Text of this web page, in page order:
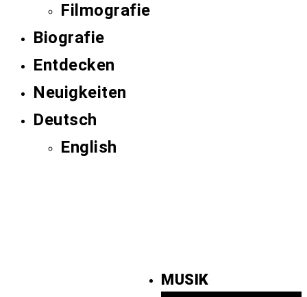
Filmografie
Biografie
Entdecken
Neuigkeiten
Deutsch
English
MUSIK